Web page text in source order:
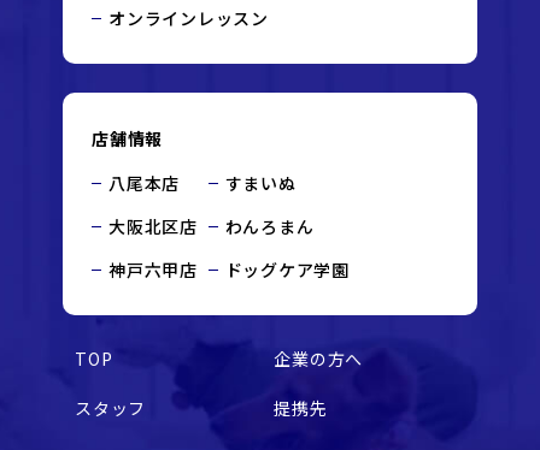
オンラインレッスン
店舗情報
八尾本店
大阪北区店
神戸六甲店
すまいぬ
わんろまん
ドッグケア学園
TOP 企業の方へ
スタッフ 提携先